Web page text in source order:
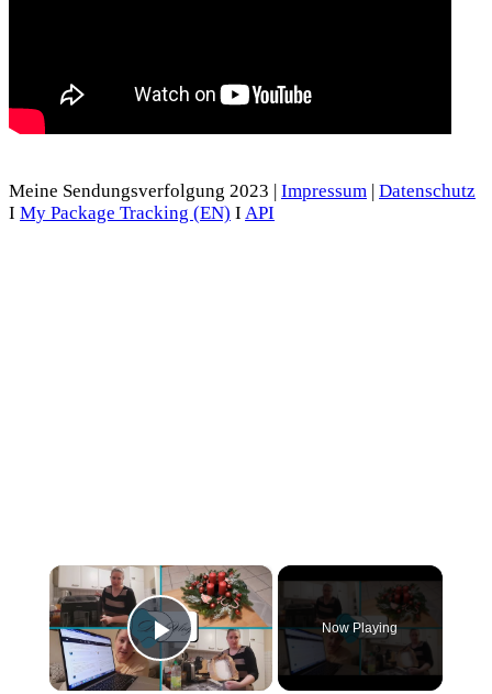
Meine Sendungsverfolgung 2023 | Impressum | Datenschutz
I My Package Tracking (EN) I API
×
Play Video
Now Playing